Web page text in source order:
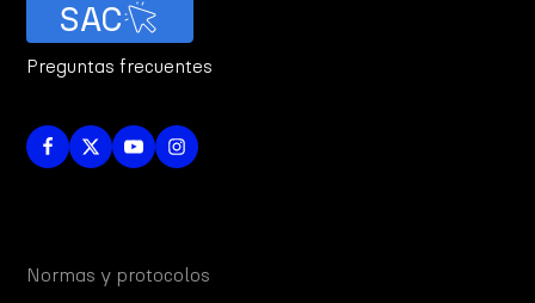
SAC
Preguntas frecuentes
Normas y protocolos